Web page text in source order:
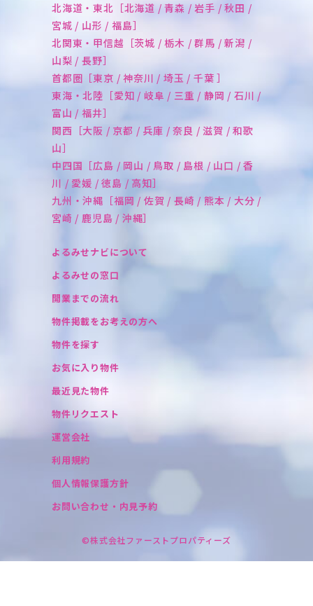
北海道・東北［北海道 / 青森 / 岩手 / 秋田 /
宮城 / 山形 / 福島］
北関東・甲信越［茨城 / 栃木 / 群馬 / 新潟 /
山梨 / 長野］
首都圏［東京 / 神奈川 / 埼玉 / 千葉 ］
東海・北陸［愛知 / 岐阜 / 三重 / 静岡 / 石川 /
富山 / 福井］
関西［大阪 / 京都 / 兵庫 / 奈良 / 滋賀 / 和歌
山］
中四国［広島 / 岡山 / 鳥取 / 島根 / 山口 / 香
川 / 愛媛 / 徳島 / 高知］
九州・沖縄［福岡 / 佐賀 / 長崎 / 熊本 / 大分 /
宮崎 / 鹿児島 / 沖縄］
よるみせナビについて
よるみせの窓口
開業までの流れ
物件掲載をお考えの方へ
物件を探す
お気に入り物件
最近見た物件
物件リクエスト
運営会社
利用規約
個人情報保護方針
お問い合わせ・内見予約
©株式会社ファーストプロパティーズ